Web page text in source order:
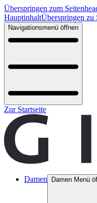
Überspringen zum
HauptinhaltÜberspringen zu
Navigationsmenü öffnen
Zur Startseite
Damen Damen Menü